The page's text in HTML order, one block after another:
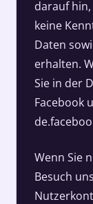
darauf
keine
Daten
erhalten.
Sie in der
Facebook
Wenn Sie
Besuch